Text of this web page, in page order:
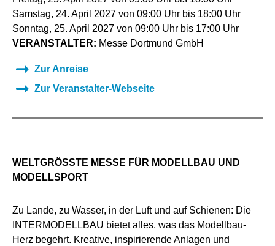
Samstag, 24. April 2027 von 09:00 Uhr bis 18:00 Uhr
Sonntag, 25. April 2027 von 09:00 Uhr bis 17:00 Uhr
VERANSTALTER: Messe Dortmund GmbH
Zur Anreise
Zur Veranstalter-Webseite
WELTGRÖSSTE MESSE FÜR MODELLBAU UND M
ODELLSPORT
Zu Lande, zu Wasser, in der Luft und auf Schienen: Die
INTERMODELLBAU bietet alles, was das Modellbau-
Herz begehrt. Kreative, inspirierende Anlagen und